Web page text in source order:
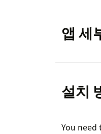
앱 세
설치
You need